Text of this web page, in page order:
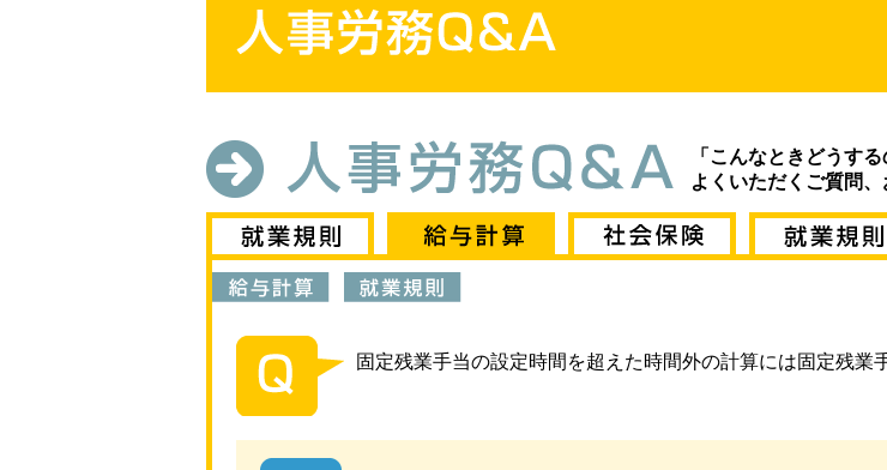
「こんなときどうす
よくいただくご質問
固定残業手当の設定時間を超えた時間外の計算には固定残業